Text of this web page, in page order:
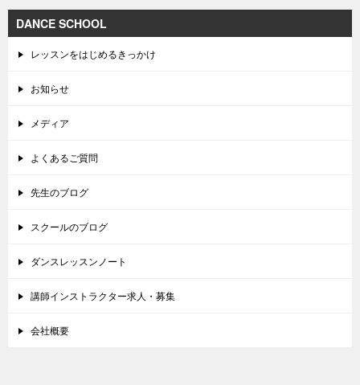
DANCE SCHOOL
レッスンをはじめるきっかけ
お知らせ
メディア
よくあるご質問
先生のブログ
スクールのブログ
ダンスレッスンノート
講師インストラクター求人・募集
会社概要